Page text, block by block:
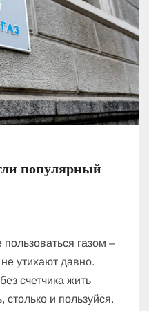
популярный
газом –
утихают давно.
счетчика жить
столько и пользуйся.